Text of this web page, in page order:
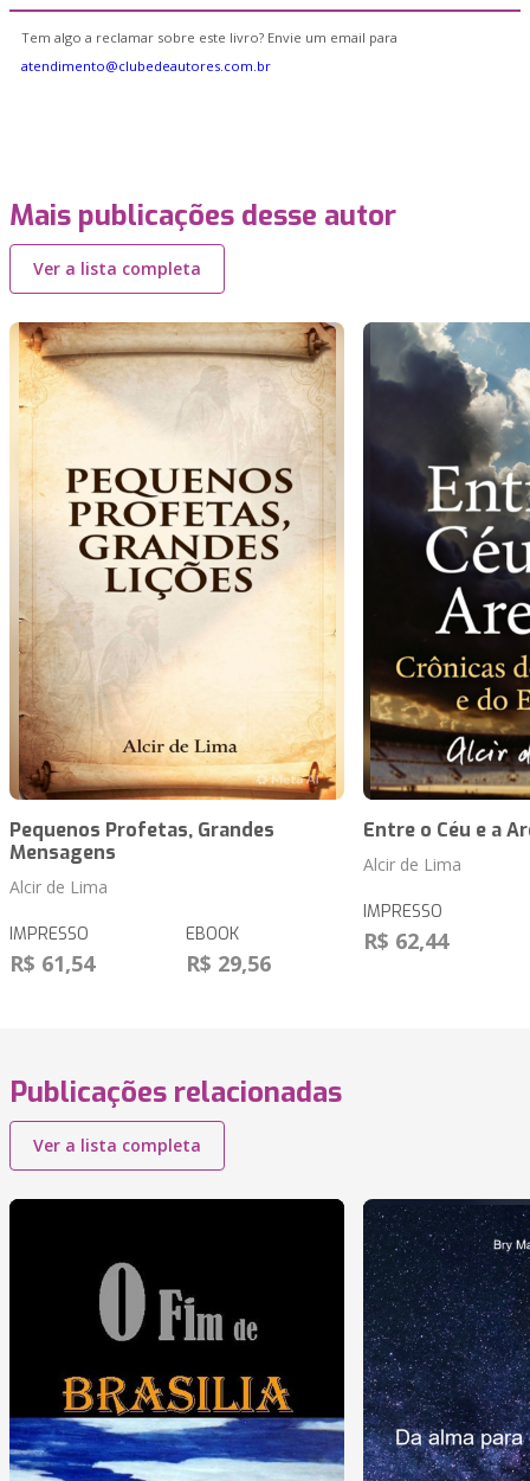
Tem algo a reclamar sobre este livro? Envie um email para
atendimento@clubedeautores.com.br
Mais publicações desse autor
Ver a lista completa
Pequenos Profetas, Grandes
Mensagens
Alcir de Lima
IMPRESSO
R$ 61,54
EBOOK
R$ 29,56
Entre o Céu e a
Alcir de Lima
IMPRESSO
R$ 62,44
Publicações relacionadas
Ver a lista completa